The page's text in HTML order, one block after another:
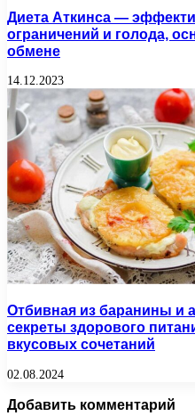
Диета Аткинса —
ограничений и голода,
обмене
14.12.2023
Отбивная из баранины и
секреты здорового
вкусовых сочетаний
02.08.2024
Добавить комментарий